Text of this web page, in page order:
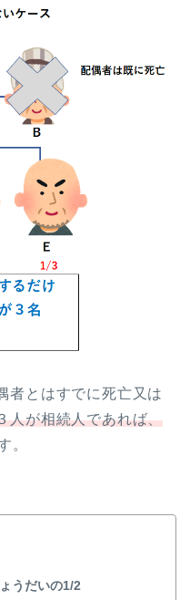
者とはすでに死亡又は
人が相続人であれば、
。
うだいの1/2